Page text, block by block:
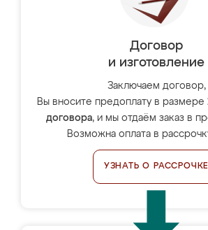
Договор
и изготовление
Заключаем договор,
Вы вносите предоплату в размере
договора, и мы отдаём заказ в
Возможна оплата в
УЗНАТЬ О РАССРОЧКЕ